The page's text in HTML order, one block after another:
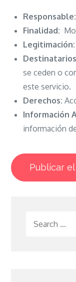
Responsable:
Finalidad:
Legitimación:
se ceden o
este servicio.
Derechos:
Información
información